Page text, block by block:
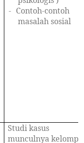
- Contoh-contoh
masalah sosial
Studi kasus
munculnya